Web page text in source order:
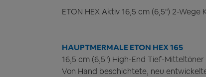
ETON HEX Aktiv 16,5 cm (6,5") 2-
HAUPTMERMALE ETON HEX 165
16,5 cm (6,5") High-End Tief-Mitteltöner
Von Hand beschichtete, neu